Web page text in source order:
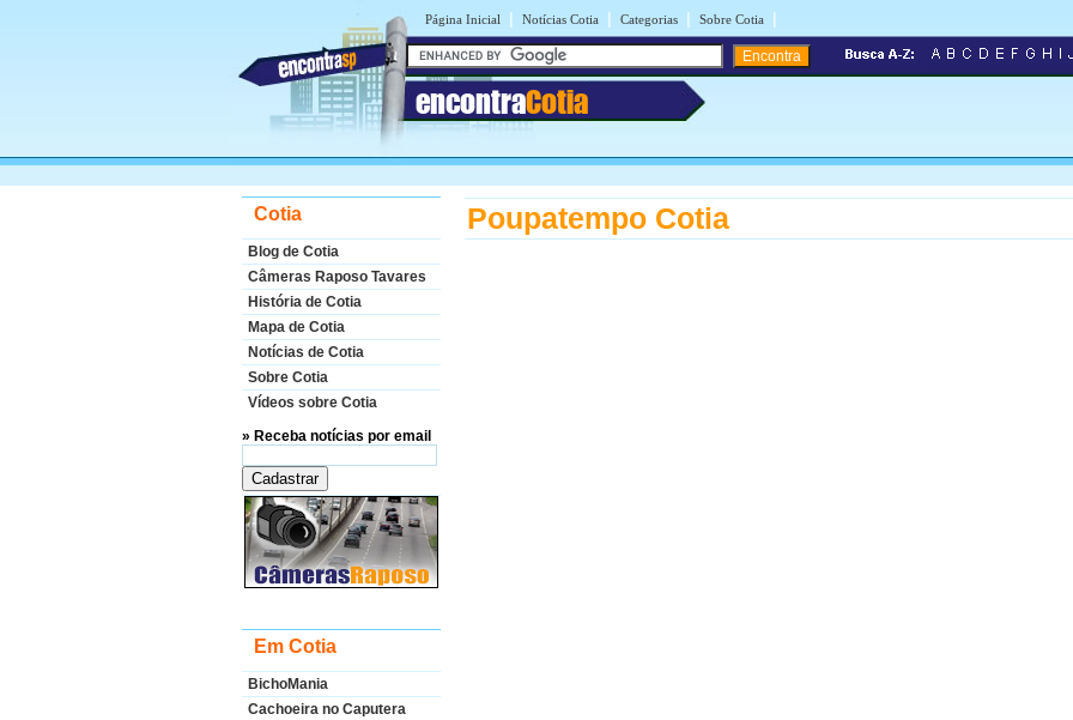
Página Inicial | Notícias Cotia | Categorias | Sobre Cotia |
encontraCotia
Cotia
Blog de Cotia
Câmeras Raposo Tavares
História de Cotia
Mapa de Cotia
Notícias de Cotia
Sobre Cotia
Vídeos sobre Cotia
» Receba notícias por email
Em Cotia
BichoMania
Cachoeira no Caputera
Poupatempo Cotia